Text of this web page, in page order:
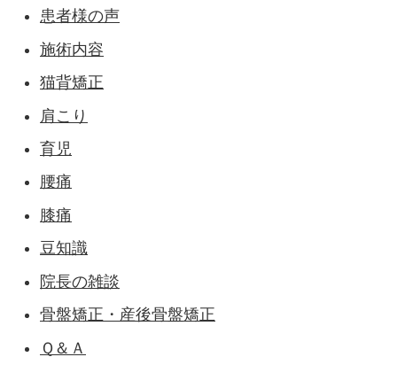
患者様の声
施術内容
猫背矯正
肩こり
育児
腰痛
膝痛
豆知識
院長の雑談
骨盤矯正・産後骨盤矯正
Ｑ＆Ａ